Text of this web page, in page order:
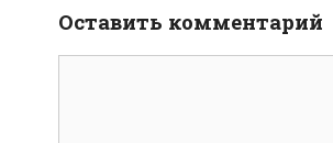
Оставить комментарий